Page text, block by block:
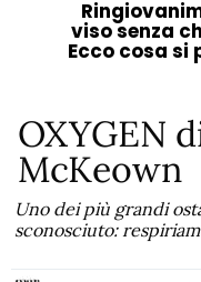
viso senza
Ecco cosa si
OXYGEN
McKeown
Uno dei più grandi
sconosciuto: